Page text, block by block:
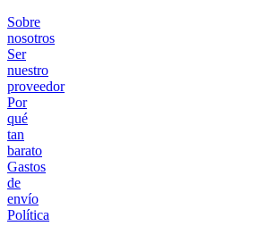
Sobre
nosotros
Ser
nuestro
proveedor
Por
qué
tan
barato
Gastos
de
envío
Política